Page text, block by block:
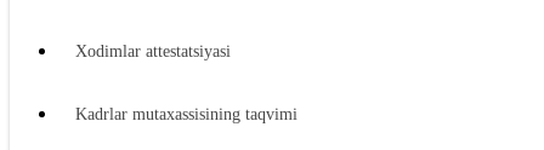
Xodimlar attestatsiyasi
Kadrlar mutaхassisining taqvimi